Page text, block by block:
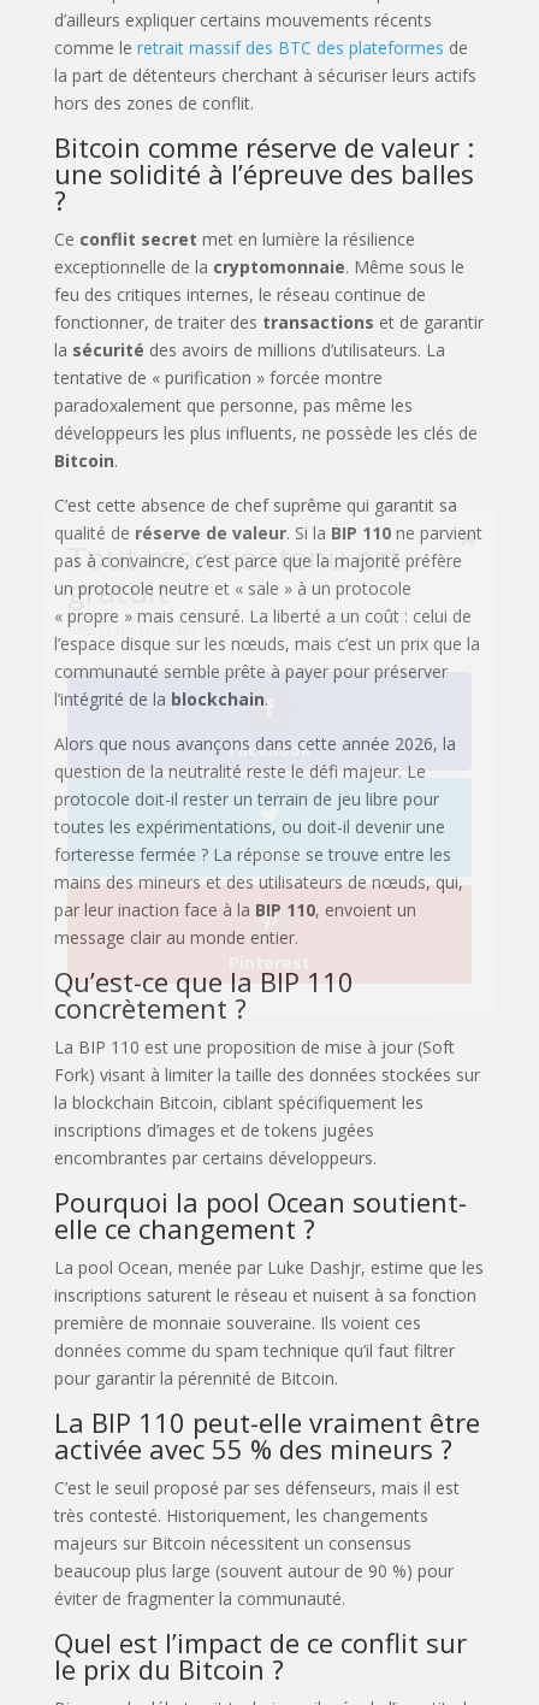
d’ailleurs expliquer certains mouvements récents
comme le retrait massif des BTC des plateformes de
la part de détenteurs cherchant à sécuriser leurs actifs
hors des zones de conflit.
Bitcoin comme réserve de valeur :
une solidité à l’épreuve des balles
?
Ce conflit secret met en lumière la résilience
exceptionnelle de la cryptomonnaie. Même sous le
feu des critiques internes, le réseau continue de
fonctionner, de traiter des transactions et de garantir
la sécurité des avoirs de millions d’utilisateurs. La
tentative de « purification » forcée montre
paradoxalement que personne, pas même les
développeurs les plus influents, ne possède les clés de
Bitcoin.
C’est cette absence de chef suprême qui garantit sa
qualité de réserve de valeur. Si la BIP 110ne parvient
pas à convaincre, c’est parce que la majorité préfère
un protocole neutre et « sale » à un protocole
« propre » mais censuré. La liberté a un coût : celui de
l’espace disque sur les nœuds, mais c’est un prix que la
communauté semble prête à payer pour préserver
l’intégrité de la blockchain.
Alors que nous avançons dans cette année 2026, la
question de la neutralité reste le défi majeur. Le
protocole doit-il rester un terrain de jeu libre pour
toutes les expérimentations, ou doit-il devenir une
forteresse fermée ? La réponse se trouve entre les
mains des mineurs et des utilisateurs de nœuds, qui,
par leur inaction face à la BIP 110, envoient un
message clair au monde entier.
Qu’est-ce que la BIP 110
concrètement ?
La BIP 110 est une proposition de mise à jour (Soft
Fork) visant à limiter la taille des données stockées sur
la blockchain Bitcoin, ciblant spécifiquement les
inscriptions d’images et de tokens jugées
encombrantes par certains développeurs.
Pourquoi la pool Ocean soutient-
elle ce changement ?
La pool Ocean, menée par Luke Dashjr, estime que les
inscriptions saturent le réseau et nuisent à sa fonction
première de monnaie souveraine. Ils voient ces
données comme du spam technique qu’il faut filtrer
pour garantir la pérennité de Bitcoin.
La BIP 110 peut-elle vraiment être
activée avec 55 % des mineurs ?
C’est le seuil proposé par ses défenseurs, mais il est
très contesté. Historiquement, les changements
majeurs sur Bitcoin nécessitent un consensus
beaucoup plus large (souvent autour de 90 %) pour
éviter de fragmenter la communauté.
Quel est l’impact de ce conflit sur
le prix du Bitcoin ?
Tout mon contenu est
gratuit
Merci de m'aider à le partager !
Facebook
Twitter
Pinterest